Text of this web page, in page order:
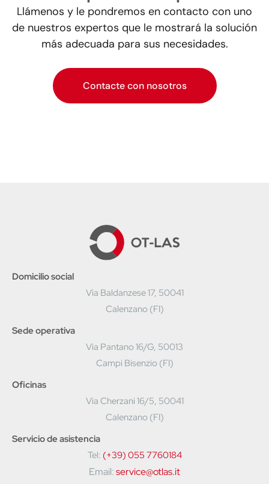
Llámenos y le pondremos en contacto con uno
de nuestros expertos que le mostrará la solución
más adecuada para sus necesidades.
Contacte con nosotros
Servicio de asistencia
Tel: (+39) 055 7760184
Email:service@otlas.it
Domicilio social
Via Baldanzese 17, 50041
Calenzano (FI)
Sede operativa
Via Pantano 16/G, 50013
Campi Bisenzio (FI)
Oficinas
Via Cherzani 16/5, 50041
Calenzano (FI)